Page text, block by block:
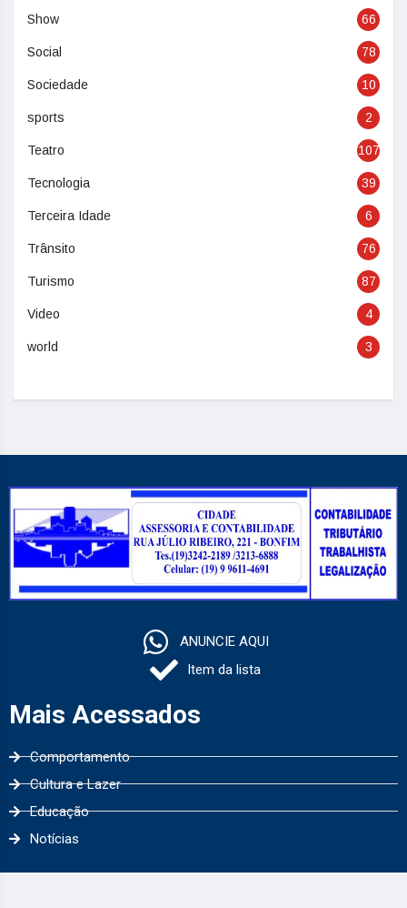
Show 66
Social 78
Sociedade 10
sports 2
Teatro 107
Tecnologia 39
Terceira Idade 6
Trânsito 76
Turismo 87
Video 4
world 3
ANUNCIE AQUI
Item da lista
Mais Acessados
Comportamento
Cultura e Lazer
Educação
Notícias